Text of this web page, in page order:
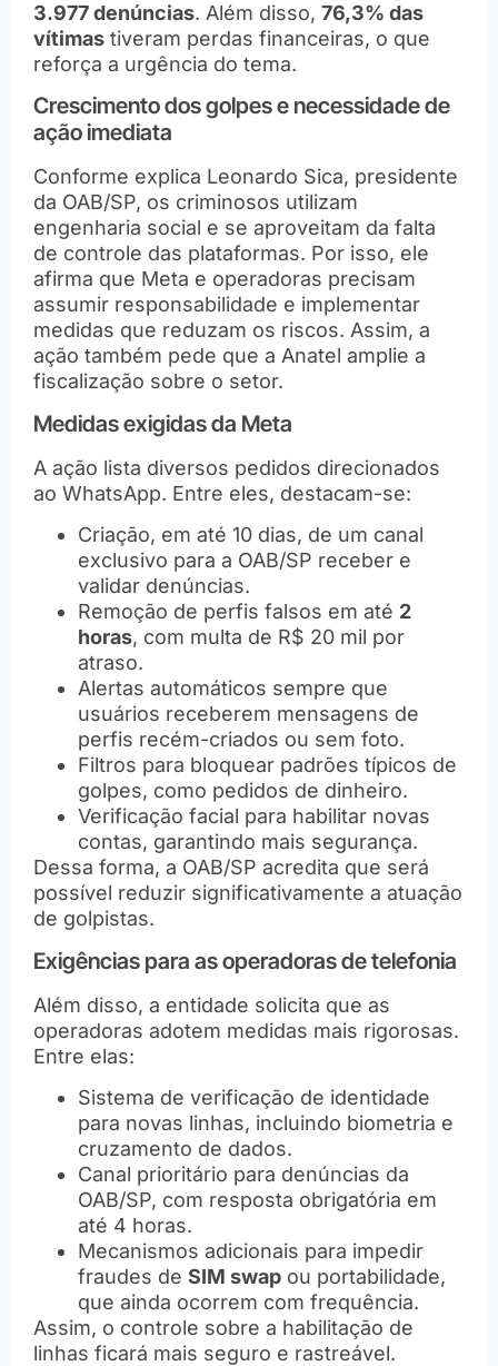
3.977 denúncias. Além disso, 76,3% das
vítimas tiveram perdas financeiras, o que
reforça a urgência do tema.
Crescimento dos golpes e necessidade de
ação imediata
Conforme explica Leonardo Sica, presidente
da OAB/SP, os criminosos utilizam
engenharia social e se aproveitam da falta
de controle das plataformas. Por isso, ele
afirma que Meta e operadoras precisam
assumir responsabilidade e implementar
medidas que reduzam os riscos. Assim, a
ação também pede que a Anatel amplie a
fiscalização sobre o setor.
Medidas exigidas da Meta
A ação lista diversos pedidos direcionados
ao WhatsApp. Entre eles, destacam-se:
Criação, em até 10 dias, de um canal
exclusivo para a OAB/SP receber e
validar denúncias.
Remoção de perfis falsos em até 2
horas, com multa de R$ 20 mil por
atraso.
Alertas automáticos sempre que
usuários receberem mensagens de
perfis recém-criados ou sem foto.
Filtros para bloquear padrões típicos de
golpes, como pedidos de dinheiro.
Verificação facial para habilitar novas
contas, garantindo mais segurança.
Dessa forma, a OAB/SP acredita que será
possível reduzir significativamente a atuação
de golpistas.
Exigências para as operadoras de telefonia
Além disso, a entidade solicita que as
operadoras adotem medidas mais rigorosas.
Entre elas:
Sistema de verificação de identidade
para novas linhas, incluindo biometria e
cruzamento de dados.
Canal prioritário para denúncias da
OAB/SP, com resposta obrigatória em
até 4 horas.
Mecanismos adicionais para impedir
fraudes de SIM swap ou portabilidade,
que ainda ocorrem com frequência.
Assim, o controle sobre a habilitação de
linhas ficará mais seguro e rastreável.